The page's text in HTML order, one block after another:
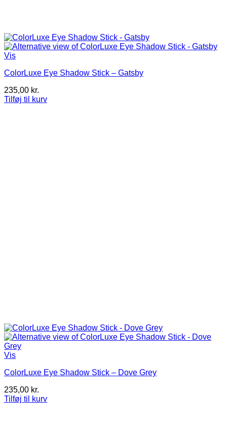
Vis
ColorLuxe Eye Shadow Stick – Gatsby
235,00 kr.
Tilføj til kurv
Vis
ColorLuxe Eye Shadow Stick – Dove Grey
235,00 kr.
Tilføj til kurv